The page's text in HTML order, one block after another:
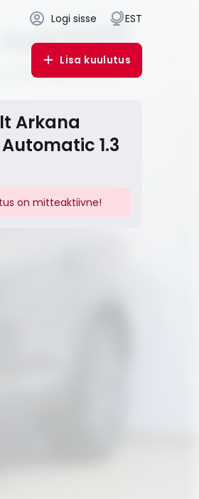
Logi sisse EST
Lisa kuulutus
Arkana
1.3
on mitteaktiivne!